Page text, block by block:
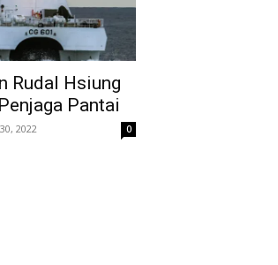
Rudal Hsiung
Pantai
2022 0